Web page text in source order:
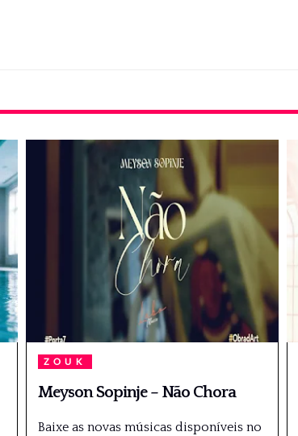
ZOUK
Meyson Sopinje – Não Chora
Baixe as novas músicas disponíveis no